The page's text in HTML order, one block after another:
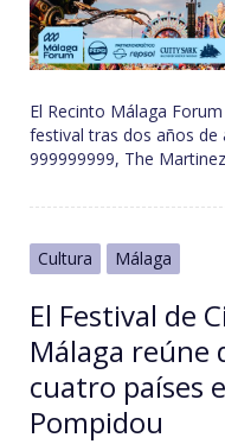
El Recinto Málaga
festival tras dos años de
999999999, The
Cultura Málaga
El Festival de
Málaga reúne
cuatro países
Pompidou